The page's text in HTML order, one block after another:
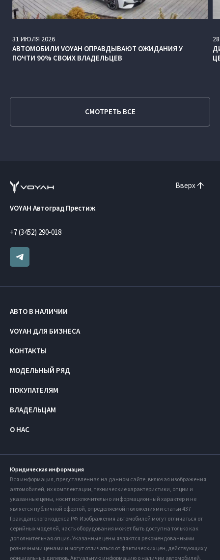
31 ИЮЛЯ 2026
АВТОМОБИЛИ VOYAH ОПРАВДЫВАЮТ ОЖИДАНИЯ У
ПОЧТИ 90% СВОИХ ВЛАДЕЛЬЦЕВ
28
СМОТРЕТЬ ВСЕ
Вверх
VOYAH Автоград Престиж
+7 (3452) 290-018
АВТО В НАЛИЧИИ
VOYAH ДЛЯ БИЗНЕСА
КОНТАКТЫ
МОДЕЛЬНЫЙ РЯД
ПОКУПАТЕЛЯМ
ВЛАДЕЛЬЦАМ
О НАС
Юридическая информация
Вся информация, представленная на данном сайте, включая изображения
автомобилей, их комплектации, технические характеристики, опции и
указанные цены, носит исключительно информационный характер и не
является публичной офертой, определяемой положениями статьи 437
Гражданского кодекса РФ. Изображения автомобилей могут отличаться от
серийных моделей, часть оборудования может быть доступна только как
дополнительная опция. Указанные цены являются рекомендованными
розничными ценами и могут отличаться от фактических цен, действующих у
официальных дилеров. Актуальную информацию о наличии автомобилей,